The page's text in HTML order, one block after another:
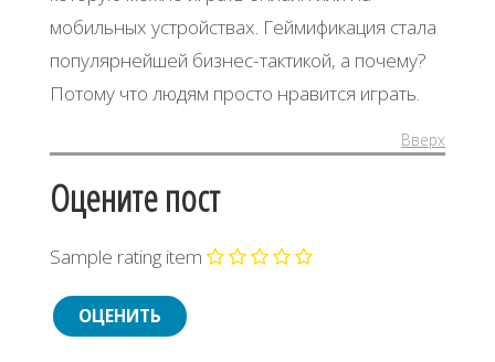
мобильных устройствах. Геймификация стала
популярнейшей бизнес-тактикой, а почему?
Потому что людям просто нравится играть.
Вверх
Оцените пост
Sample rating item